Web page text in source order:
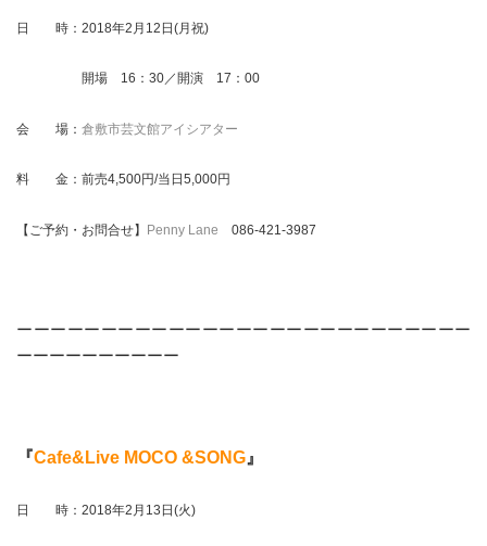
日 時：2018年2月12日(月祝)
開場 16：30／開演 17：00
会 場： 倉敷市芸文館アイシアター
料 金：前売4,500円/当日5,000円
【ご予約・お問合せ】 Penny Lane 086-421-3987
ーーーーーーーーーーーーーーーーーーーーーーーーーーー
ーーーーーーーーーー
『Cafe&Live MOCO &SONG 』
日 時：2018年2月13日(火)